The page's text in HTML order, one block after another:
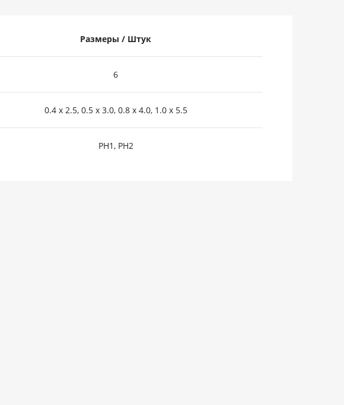
Размеры / Штук
6
0.4 x 2.5, 0.5 x 3.0, 0.8 x 4.0, 1.0 x 5.5
PH1, PH2